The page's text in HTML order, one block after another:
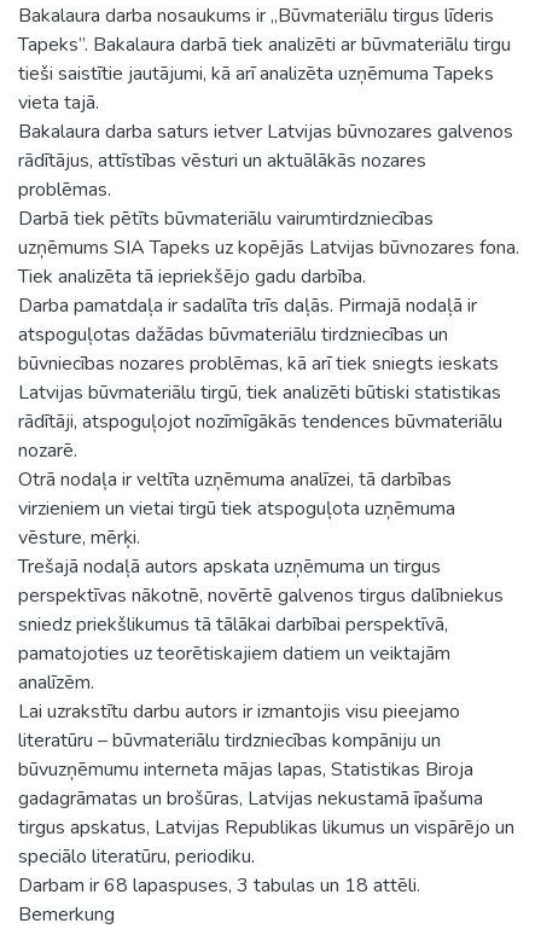
Bakalaura darba nosaukums ir „Būvmateriālu tirgus līderis
Tapeks”. Bakalaura darbā tiek analizēti ar būvmateriālu tirgu
tieši saistītie jautājumi, kā arī analizēta uzņēmuma Tapeks
vieta tajā.
Bakalaura darba saturs ietver Latvijas būvnozares galvenos
rādītājus, attīstības vēsturi un aktuālākās nozares
problēmas.
Darbā tiek pētīts būvmateriālu vairumtirdzniecības
uzņēmums SIA Tapeks uz kopējās Latvijas būvnozares fona.
Tiek analizēta tā iepriekšējo gadu darbība.
Darba pamatdaļa ir sadalīta trīs daļās. Pirmajā nodaļā ir
atspoguļotas dažādas būvmateriālu tirdzniecības un
būvniecības nozares problēmas, kā arī tiek sniegts ieskats
Latvijas būvmateriālu tirgū, tiek analizēti būtiski statistikas
rādītāji, atspoguļojot nozīmīgākās tendences būvmateriālu
nozarē.
Otrā nodaļa ir veltīta uzņēmuma analīzei, tā darbības
virzieniem un vietai tirgū tiek atspoguļota uzņēmuma
vēsture, mērķi.
Trešajā nodaļā autors apskata uzņēmuma un tirgus
perspektīvas nākotnē, novērtē galvenos tirgus dalībniekus
sniedz priekšlikumus tā tālākai darbībai perspektīvā,
pamatojoties uz teorētiskajiem datiem un veiktajām
analīzēm.
Lai uzrakstītu darbu autors ir izmantojis visu pieejamo
literatūru – būvmateriālu tirdzniecības kompāniju un
būvuzņēmumu interneta mājas lapas, Statistikas Biroja
gadagrāmatas un brošūras, Latvijas nekustamā īpašuma
tirgus apskatus, Latvijas Republikas likumus un vispārējo un
speciālo literatūru, periodiku.
Darbam ir 68 lapaspuses, 3 tabulas un 18 attēli.
Bemerkung